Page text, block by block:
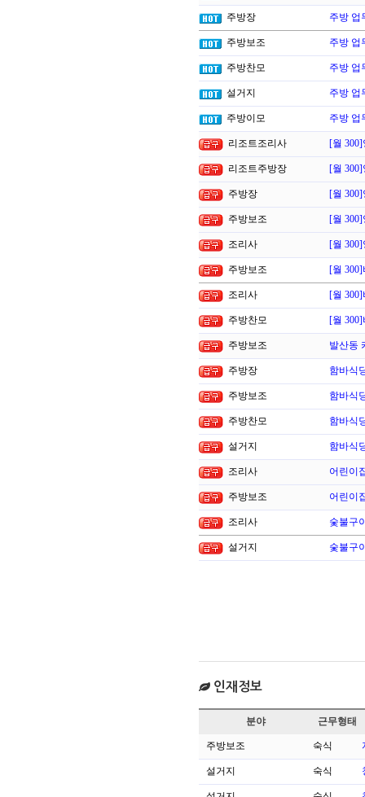
주방장 주방 업
주방보조 주방 업
주방찬모 주방 업
설거지 주방 업
주방이모 주방 업
리조트조리사 [월
리조트주방장 [월
주방장 [월
주방보조 [월
조리사 [월
주방보조 [월
조리사 [월
주방찬모 [월
주방보조 발산동
주방장 함바식
주방보조 함바식
주방찬모 함바식
설거지 함바식
조리사 어린이
주방보조 어린이
조리사 숯불구
설거지 숯불구
인재정보
분야 근무형태
주방보조 숙식
설거지 숙식